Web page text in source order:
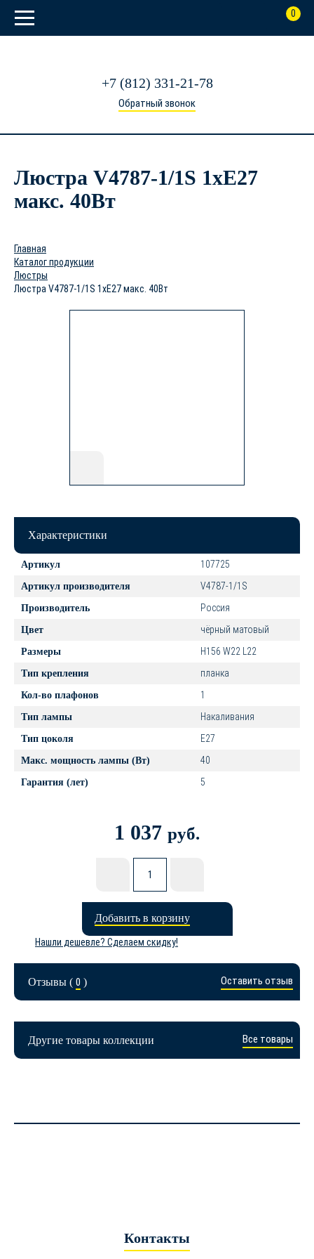
0
+7 (812) 331-21-78
Обратный звонок
Люстра V4787-1/1S 1xE27
макс. 40Вт
Главная
Каталог продукции
Люстры
Люстра V4787-1/1S 1xE27 макс. 40Вт
Характеристики
Артикул 107725
Артикул производителя V4787-1/1S
Производитель Россия
Цвет чёрный матовый
Размеры H156 W22 L22
Тип крепления планка
Кол-во плафонов 1
Тип лампы Накаливания
Тип цоколя E27
Макс. мощность лампы (Вт) 40
Гарантия (лет) 5
1 037 руб.
Добавить в корзину
Нашли дешевле? Сделаем скидку!
Отзывы ( 0 ) Оставить отзыв
Другие товары коллекции Все товары
Контакты